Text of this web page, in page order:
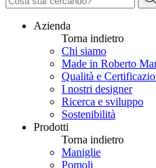
Azienda
Torna indietro
Chi siamo
Made in Roberto
Qualità e
I nostri designer
Ricerca e sviluppo
Sostenibilità
Prodotti
Torna indietro
Maniglie
Pomoli